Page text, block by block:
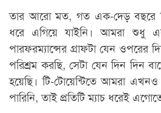
তার আরো মত, গত এক-দেড় বছরে
ধরে এগিয়ে যাইনি। আমরা শুধু
পারফরম্যান্সের গ্রাফটা যেন ওপরের
পরিশ্রম করছি, সেটা যেন দিন দিন
হয়েছি। টি-টোয়েন্টিতে আমরা
পারিনি, তাই প্রতিটি ম্যাচ ধরেই